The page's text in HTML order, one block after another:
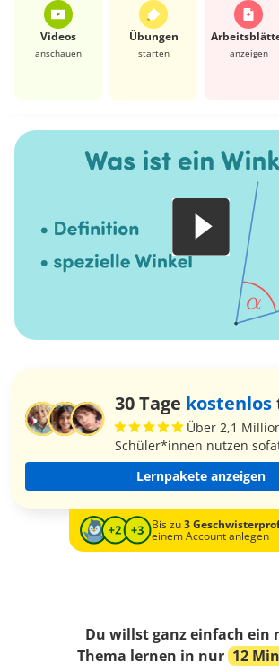
Videos
anschauen
Übungen
starten anzeigen
30 Tage kostenlos
Über 2,1
Schüler*innen nutzen
Lernpakete anzeigen
Bis zu3
einem Account anlegen
Du willst ganz einfach ein
Thema lernen in nur 12